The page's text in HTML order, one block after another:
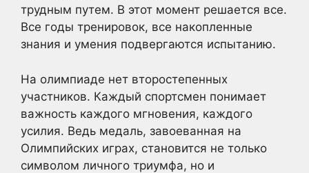
трудным путем. В этот момент решается все.
Все годы тренировок, все накопленные
знания и умения подвергаются испытанию.
На олимпиаде нет второстепенных
участников. Каждый спортсмен понимает
важность каждого мгновения, каждого
усилия. Ведь медаль, завоеванная на
Олимпийских играх, становится не только
символом личного триумфа, но и